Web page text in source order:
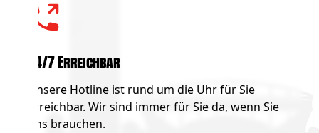
24/7 Erreichbar
Unsere Hotline ist rund um die Uhr für Sie
erreichbar. Wir sind immer für Sie da, wenn Sie
uns brauchen.